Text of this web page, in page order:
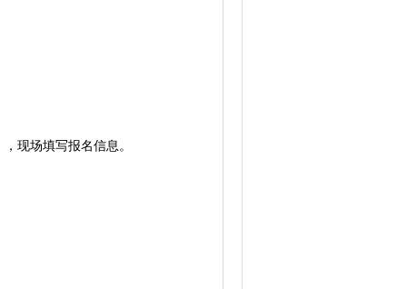
现场填写报名信息。